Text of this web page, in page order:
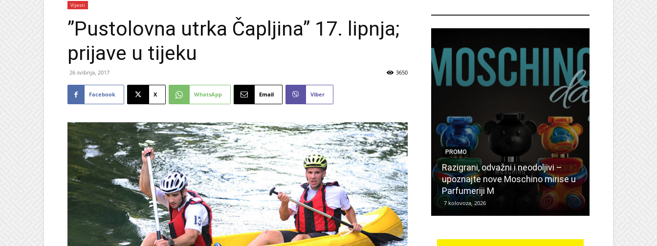
Vijesti
”Pustolovna utrka Čapljina” 17. lipnja;
prijave u tijeku
26 svibnja, 2017 3650
Facebook X WhatsApp Email Viber
PROMO
Razigrani, odvažni i neodoljivi –
upoznajte nove Moschino mirise u
Parfumeriji M
7 kolovoza, 2026